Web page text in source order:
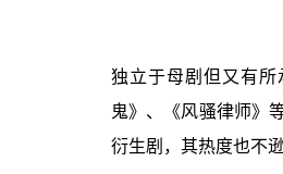
独立于母剧但又有
鬼》、《风骚律师》
衍生剧，其热度也不